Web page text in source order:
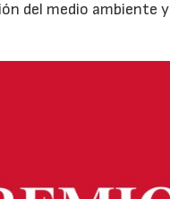
del medio ambiente